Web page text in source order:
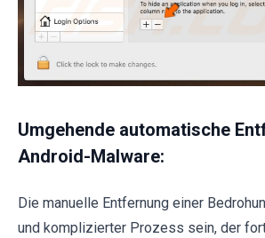
Umgehende automatische
Android-Malware:
Die manuelle Entfernung einer
und komplizierter Prozess sein, der